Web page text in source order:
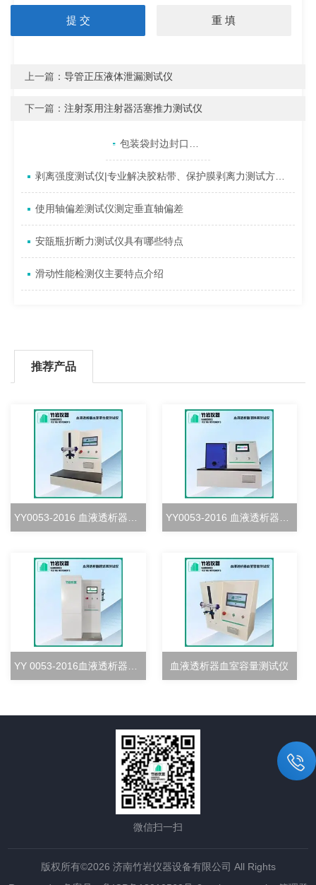
上一篇：导管正压液体泄漏测试仪
下一篇：注射泵用注射器活塞推力测试仪
相关文章 包装袋封边封口强度出现问题，怎么办？
剥离强度测试仪|专业解决胶粘带、保护膜剥离力测试方案（技术方案型）
使用轴偏差测试仪测定垂直轴偏差
安瓿瓶折断力测试仪具有哪些特点
滑动性能检测仪主要特点介绍
推荐产品
YY0053-2016 血液透析器血室密合度测试仪 YY0053-2016 血液透析器清除率测试仪
YY 0053-2016血液透析器超滤率测试仪 血液透析器血室容量测试仪
微信扫一扫
版权所有©2026 济南竹岩仪器设备有限公司 All Rights